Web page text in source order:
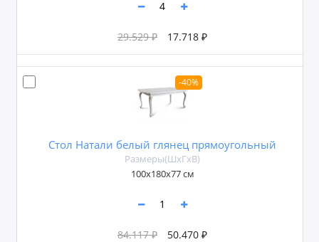
29.529 ₽ 17.718 ₽
-40%
Стол Натали белый глянец прямоугольный
Размеры(ШxГxВ)
100x180х77 см
84.117 ₽ 50.470 ₽